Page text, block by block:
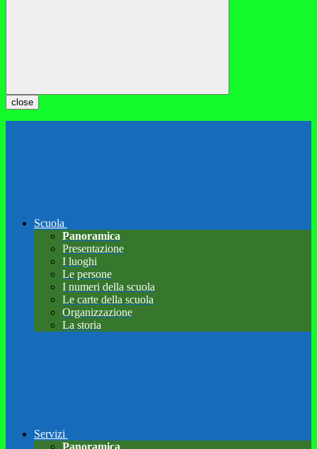
close
Scuola
Panoramica
Presentazione
I luoghi
Le persone
I numeri della scuola
Le carte della scuola
Organizzazione
La storia
Servizi